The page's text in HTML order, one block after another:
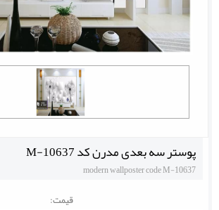
پوستر سه بعدی مدرن کد M-10637
modern wallposter code M-10637
قیمت: